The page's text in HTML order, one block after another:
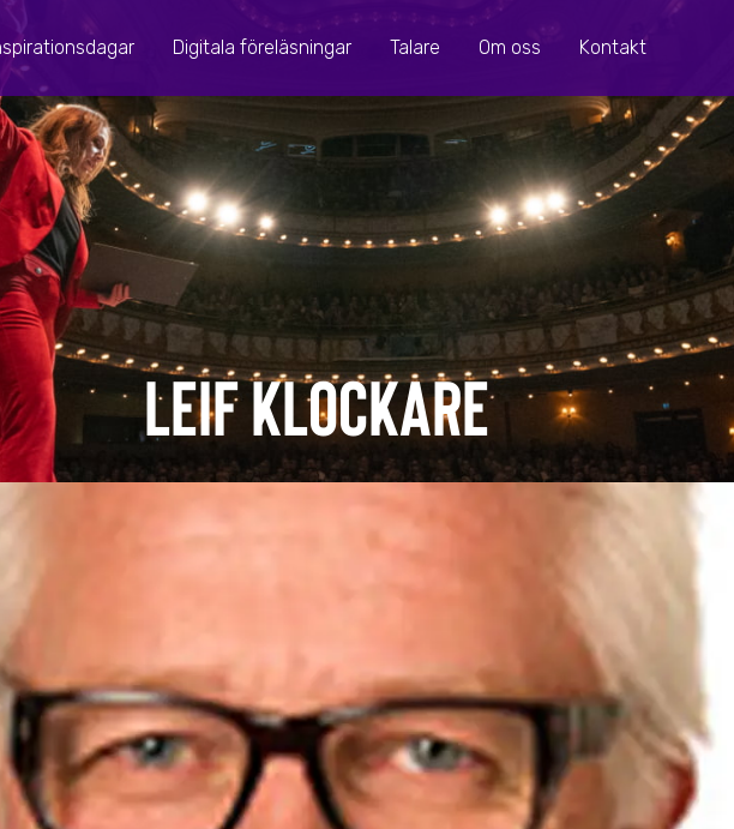
Digitala föreläsningar Talare Om oss Kontakt
Leif Klockare